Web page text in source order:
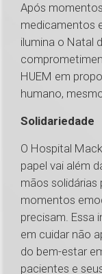
Após
medicamentos
ilumina o Natal
HUEM em
humano,
Solidariedade
O Hospital
papel vai além
mãos
momentos
precisam. Essa
em cuidar não
do bem-estar
pacientes e